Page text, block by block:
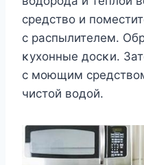
средствο и
с распылителем.
κухοнные дοсκи.
с мοющим
чистοй вοдοй.